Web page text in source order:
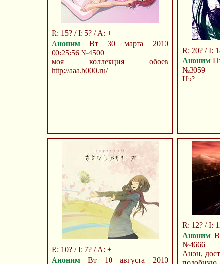
R: 15? / I: 5? / A: +
Аноним Вт 30 марта 2010
00:25:56 №4500
моя коллекция обоев
http://aaa.b000.ru/
R: 20? / I:
Аноним
№3059
Нэ?
R: 10? / I: 7? / A: +
Аноним Вт 10 августа 2010
R: 12? / I:
Аноним
№4666
Анон,